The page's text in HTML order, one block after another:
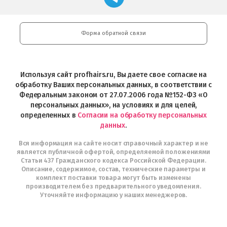
Play
профессиональной
Professional
и
Интернет-
Telegram
Форма обратной связи
Используя сайт profhairs.ru, Вы даете свое согласие на
обработку Ваших персональных данных, в соответствии с
Федеральным законом от 27.07.2006 года №152-ФЗ «О
персональных данных», на условиях и для целей,
определенных в Согласии на обработку персональных
данных.
Вся информация на сайте носит справочный характер и не
является публичной офертой, определяемой положениями
Статьи 437 Гражданского кодекса Российской Федерации.
Описание, содержимое, состав, технические параметры и
комплект поставки товара могут быть изменены
производителем без предварительного уведомления.
Уточняйте информацию у наших менеджеров.